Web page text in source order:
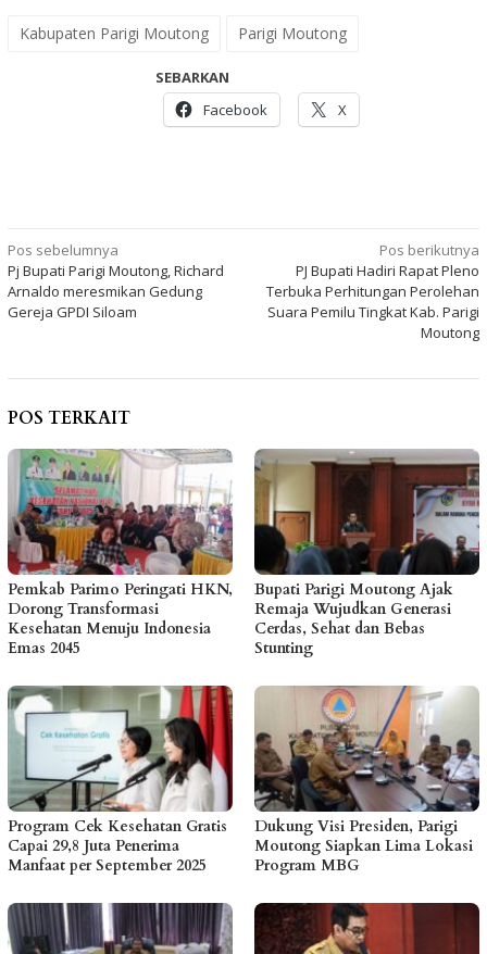
Kabupaten Parigi Moutong Parigi Moutong
SEBARKAN
Facebook
X
Navigasi
pos
Pos sebelumnya
Pj Bupati Parigi Moutong, Richard
Arnaldo meresmikan Gedung
Gereja GPDI Siloam
Pos berikutnya
PJ Bupati Hadiri Rapat Pleno
Terbuka Perhitungan Perolehan
Suara Pemilu Tingkat Kab. Parigi
Moutong
POS TERKAIT
Pemkab Parimo Peringati HKN,
Dorong Transformasi
Kesehatan Menuju Indonesia
Emas 2045
Bupati Parigi Moutong Ajak
Remaja Wujudkan Generasi
Cerdas, Sehat dan Bebas
Stunting
Program Cek Kesehatan Gratis
Capai 29,8 Juta Penerima
Manfaat per September 2025
Dukung Visi Presiden, Parigi
Moutong Siapkan Lima Lokasi
Program MBG